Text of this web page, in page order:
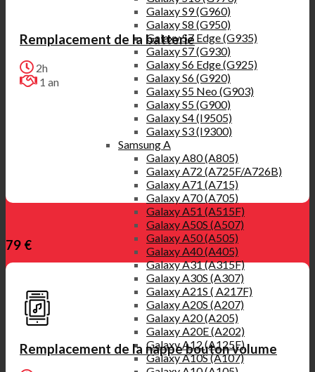
Galaxy S9 (G960)
Galaxy S8 (G950)
Galaxy S7 Edge (G935)
Galaxy S7 (G930)
Galaxy S6 Edge (G925)
Galaxy S6 (G920)
Galaxy S5 Neo (G903)
Galaxy S5 (G900)
Galaxy S4 (I9505)
Galaxy S3 (I9300)
Samsung A
Galaxy A80 (A805)
Galaxy A72 (A725F/A726B)
Galaxy A71 (A715)
Galaxy A70 (A705)
Galaxy A51 (A515F)
Galaxy A50S (A507)
Galaxy A50 (A505)
Galaxy A40 (A405)
Galaxy A31 (A315F)
Galaxy A30S (A307)
Galaxy A21S ( A217F)
Galaxy A20S (A207)
Galaxy A20 (A205)
Galaxy A20E (A202)
Galaxy A12 (A125F)
Galaxy A10S (A107)
Remplacement de la batterie
2h
1 an
79 €
Remplacement de la nappe bouton volume